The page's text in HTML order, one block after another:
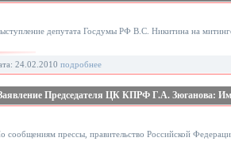
депутата Госдумы РФ В.С. Никитина на
24.02.2010 подробнее
Председателя ЦК КПРФ Г.А. Зюганова:
сообщениям прессы, правительство Российской